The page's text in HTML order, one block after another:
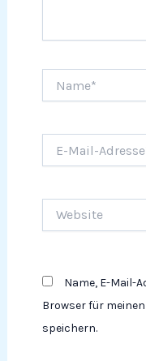
Mail-
Name, E-Mail-
Browser für
speichern.